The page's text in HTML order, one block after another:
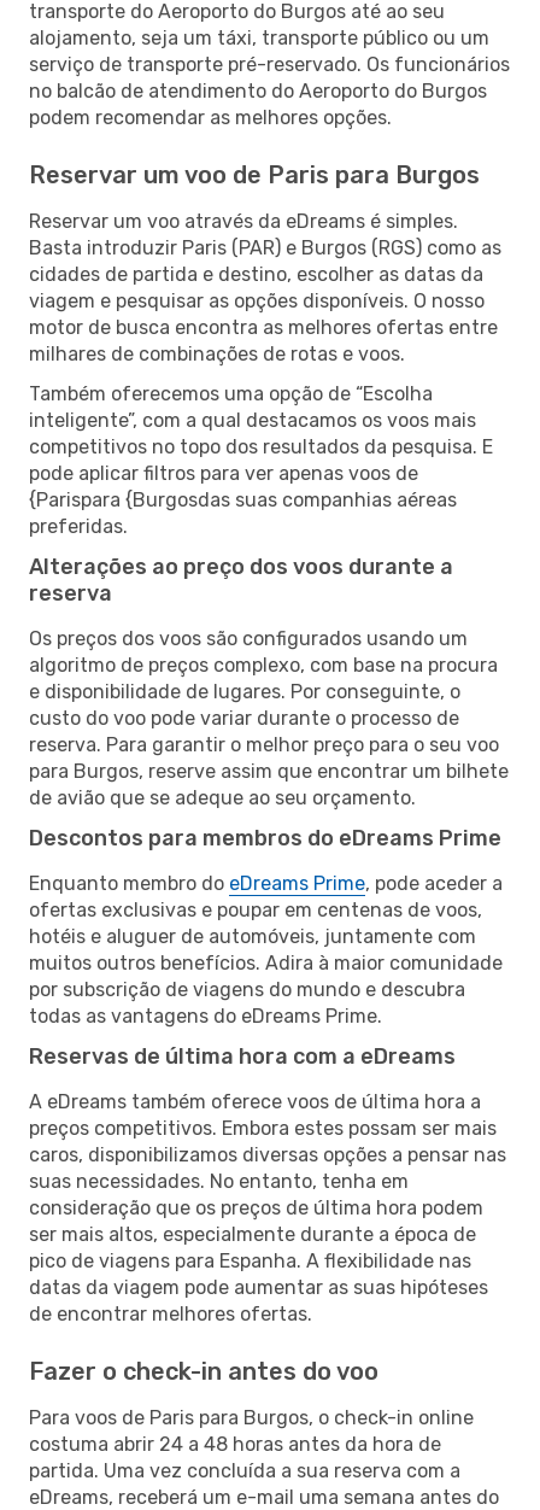
transporte do Aeroporto do Burgos até ao seu
alojamento, seja um táxi, transporte público ou um
serviço de transporte pré-reservado. Os funcionários
no balcão de atendimento do Aeroporto do Burgos
podem recomendar as melhores opções.
Reservar um voo de Paris para Burgos
Reservar um voo através da eDreams é simples.
Basta introduzir Paris (PAR) e Burgos (RGS) como as
cidades de partida e destino, escolher as datas da
viagem e pesquisar as opções disponíveis. O nosso
motor de busca encontra as melhores ofertas entre
milhares de combinações de rotas e voos.
Também oferecemos uma opção de “Escolha
inteligente”, com a qual destacamos os voos mais
competitivos no topo dos resultados da pesquisa. E
pode aplicar filtros para ver apenas voos de
{Parispara {Burgosdas suas companhias aéreas
preferidas.
Alterações ao preço dos voos durante a
reserva
Os preços dos voos são configurados usando um
algoritmo de preços complexo, com base na procura
e disponibilidade de lugares. Por conseguinte, o
custo do voo pode variar durante o processo de
reserva. Para garantir o melhor preço para o seu voo
para Burgos, reserve assim que encontrar um bilhete
de avião que se adeque ao seu orçamento.
Descontos para membros do eDreams Prime
Enquanto membro do eDreams Prime, pode aceder a
ofertas exclusivas e poupar em centenas de voos,
hotéis e aluguer de automóveis, juntamente com
muitos outros benefícios. Adira à maior comunidade
por subscrição de viagens do mundo e descubra
todas as vantagens do eDreams Prime.
Reservas de última hora com a eDreams
A eDreams também oferece voos de última hora a
preços competitivos. Embora estes possam ser mais
caros, disponibilizamos diversas opções a pensar nas
suas necessidades. No entanto, tenha em
consideração que os preços de última hora podem
ser mais altos, especialmente durante a época de
pico de viagens para Espanha. A flexibilidade nas
datas da viagem pode aumentar as suas hipóteses
de encontrar melhores ofertas.
Fazer o check-in antes do voo
Para voos de Paris para Burgos, o check-in online
costuma abrir 24 a 48 horas antes da hora de
partida. Uma vez concluída a sua reserva com a
eDreams, receberá um e-mail uma semana antes do